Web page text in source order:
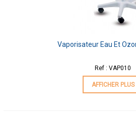
Vaporisateur Eau Et
Ref : VAP010
AFFICHER PLUS